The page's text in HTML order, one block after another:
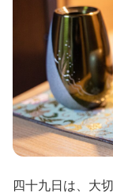
四十九日は、大